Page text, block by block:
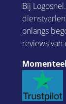
Bij
onlangs
reviews van